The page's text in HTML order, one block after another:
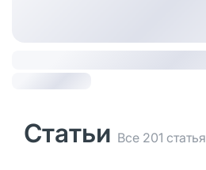
Статьи Все 201 статья